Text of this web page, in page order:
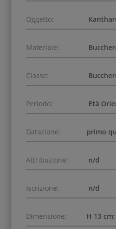
Oggetto:
Materiale:
Classe:
Periodo: Età
Datazione: primo
Attribuzione: n/d
Iscrizione: n/d
Dimensione: H 13